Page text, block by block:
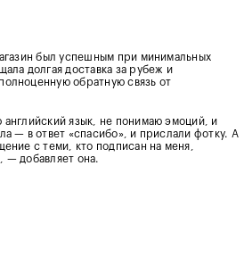
был успешным при минимальных
долгая доставка за рубеж и
обратную связь от
язык, не понимаю эмоций, и
— в ответ «спасибо», и прислали фотку. А
с теми, кто подписан на меня,
— добавляет она.